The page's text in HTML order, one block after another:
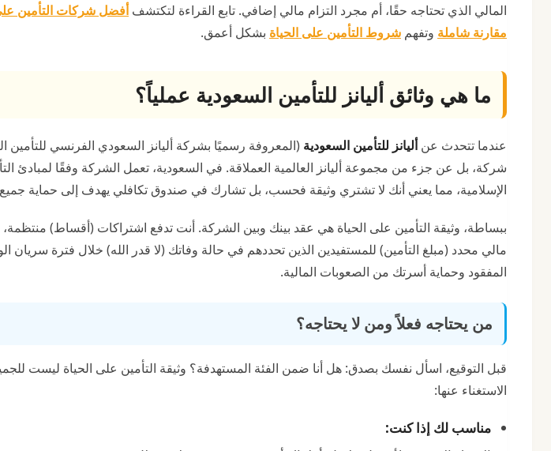
المالي الذي تحتاجه حقًا، أم مجرد التزام مالي إضافي. تابع القراءة لتكتشف
مقارنة شاملة وتفهم شروط التأمين على الحياة بشكل أعمق.
ما هي وثائق أليانز للتأمين السعودية عملياً؟
عندما تتحدث عنأليانز للتأمين السعودية (المعروفة رسميًا بشركة أليانز السعودي الفرنسي للتأمين
شركة، بل عن جزء من مجموعة أليانز العالمية العملاقة. في السعودية، تعمل الشركة وفقًا لمبادئ
الإسلامية، مما يعني أنك لا تشتري وثيقة فحسب، بل تشارك في صندوق تكافلي يهدف إلى حماية
ببساطة، وثيقة التأمين على الحياة هي عقد بينك وبين الشركة. أنت تدفع اشتراكات (أقساط) منتظمة،
مالي محدد (مبلغ التأمين) للمستفيدين الذين تحددهم في حالة وفاتك (لا قدر الله) خلال فترة سريان
المفقود وحماية أسرتك من الصعوبات المالية.
من يحتاجه فعلاً ومن لا يحتاجه؟
قبل التوقيع، اسأل نفسك بصدق: هل أنا ضمن الفئة المستهدفة؟ وثيقة التأمين على الحياة ليست
الاستغناء عنها:
مناسب لك إذا كنت: